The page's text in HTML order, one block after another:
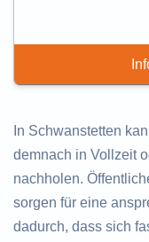
In Schwanstetten
demnach in Vollzeit
nachholen.
sorgen für eine
dadurch, dass sich